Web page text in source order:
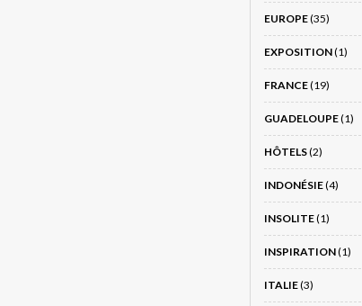
EUROPE(35)
EXPOSITION(1)
FRANCE(19)
GUADELOUPE(1)
HÔTELS(2)
INDONÉSIE(4)
INSOLITE(1)
INSPIRATION(1)
ITALIE(3)